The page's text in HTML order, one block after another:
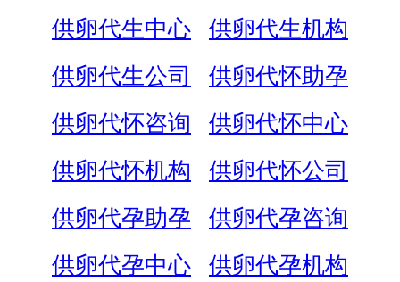
供卵代生中心
供卵代生机构
供卵代生公司
供卵代怀助孕
供卵代怀咨询
供卵代怀中心
供卵代怀机构
供卵代怀公司
供卵代孕助孕
供卵代孕咨询
供卵代孕中心
供卵代孕机构